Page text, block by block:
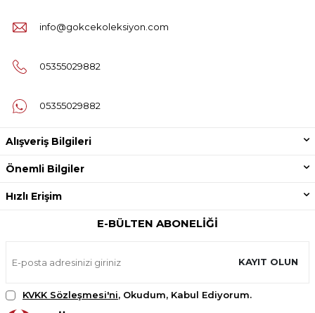
info@gokcekoleksiyon.com
05355029882
05355029882
Alışveriş Bilgileri
Önemli Bilgiler
Hızlı Erişim
E-BÜLTEN ABONELIĞI
KAYIT OLUN
KVKK Sözleşmesi'ni, Okudum, Kabul Ediyorum.